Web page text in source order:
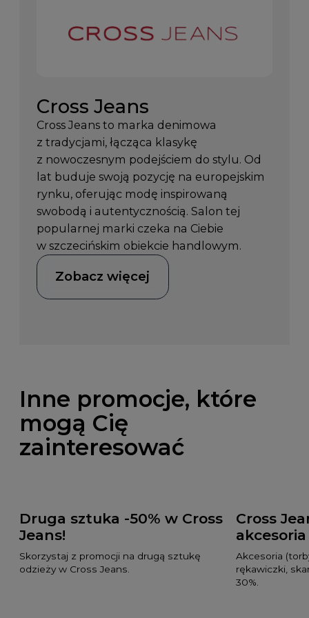
Cross Jeans
Cross Jeans to marka denimowa
z tradycjami, łącząca klasykę
z nowoczesnym podejściem do stylu. Od
lat buduje swoją pozycję na europejskim
rynku, oferując modę inspirowaną
swobodą i autentycznością. Salon tej
popularnej marki czeka na Ciebie
w szczecińskim obiekcie handlowym.
Zobacz więcej
Inne promocje, które
mogą Cię
zainteresować
Druga sztuka -50% w Cross
Jeans!
Skorzystaj z promocji na drugą sztukę
odzieży w Cross Jeans.
Cross
akcesoria
Akcesoria
rękawiczki,
30%.